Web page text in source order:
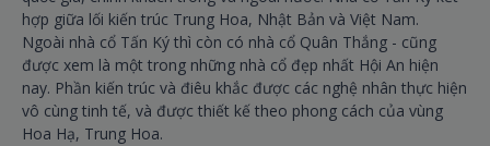
hợp giữa lối kiến trúc Trung Hoa, Nhật Bản và Việt Nam.
Ngoài nhà cổ Tấn Ký thì còn có nhà cổ Quân Thắng - cũng
được xem là một trong những nhà cổ đẹp nhất Hội An hiện
nay. Phần kiến trúc và điêu khắc được các nghệ nhân thực hiện
vô cùng tinh tế, và được thiết kế theo phong cách của vùng
Hoa Hạ, Trung Hoa.